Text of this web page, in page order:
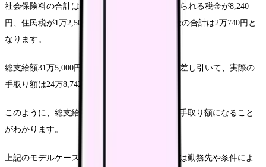
社会保険料の合計は4万5,518円です。 さらに得られる税金が8,240
円、住民税が1万2,500円（2年目以降）で、税金の合計は2万740円と
なります。
総支給額31万5,000円概要総承諾額6万6,258円を差し引いて、実際の
手取り額は24万8,742円となります。
このように、総支給額から約21％が放棄されて手取り額になること
がわかります。
上記のモデルケースは一例であり、実際の給与は勤務先や条件によ